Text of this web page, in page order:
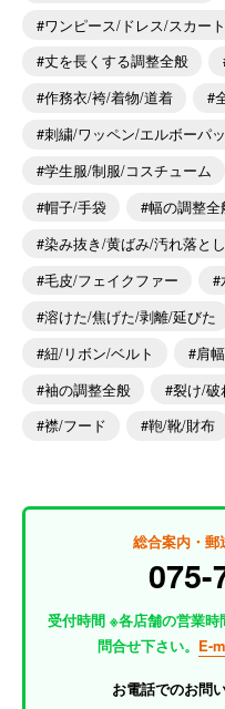
ワンピース/ドレス/スカート
丈を長くする調整全般
作務衣/袴/着物/道着
刺繍/ワッペン/エルボーパ
学生服/制服/コスチューム
帽子/手袋
幅の調整全
染み抜き/黄ばみ/汚れ落とし
毛皮/フェイクファー
溶けた/焦げた/剥離/延びた
紐/リボン/ベルト
肩
袖の調整全般
裂け/破
襟/フード
鞄/靴/財布
総合案内・郵
075-
受付時間 ※各店舗の営業
問合せ下さい。 E-
お電話でのお問